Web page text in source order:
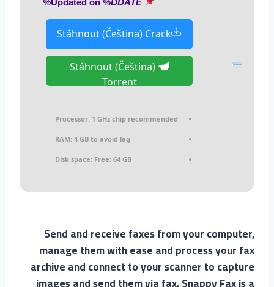
Stáhnout (Čeština) Crack
Stáhnout (Čeština)
Torrent
Processor: 1 GHz chip recommended
RAM: 4 GB to avoid lag
Disk space: Free: 64 GB
Send and receive faxes from your computer,
manage them with ease and process your fax
archive and connect to your scanner to capture
images and send them via fax. Snappy Fax is a